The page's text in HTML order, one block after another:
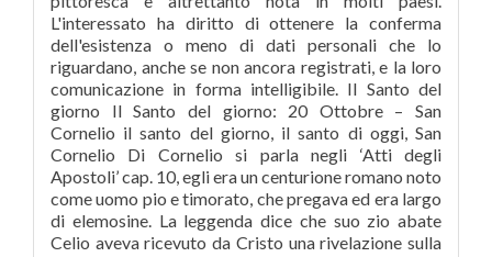
L'interessato ha diritto di ottenere la conferma
dell'esistenza o meno di dati personali che lo
riguardano, anche se non ancora registrati, e la loro
comunicazione in forma intelligibile. Il Santo del
giorno Il Santo del giorno: 20 Ottobre – San
Cornelio il santo del giorno, il santo di oggi, San
Cornelio Di Cornelio si parla negli ‘Atti degli
Apostoli’ cap. 10, egli era un centurione romano noto
come uomo pio e timorato, che pregava ed era largo
di elemosine. La leggenda dice che suo zio abate
Celio aveva ricevuto da Cristo una rivelazione sulla